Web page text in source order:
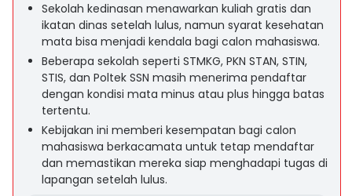
Sekolah kedinasan menawarkan kuliah gratis dan
ikatan dinas setelah lulus, namun syarat kesehatan
mata bisa menjadi kendala bagi calon mahasiswa.
Beberapa sekolah seperti STMKG, PKN STAN, STIN,
STIS, dan Poltek SSN masih menerima pendaftar
dengan kondisi mata minus atau plus hingga batas
tertentu.
Kebijakan ini memberi kesempatan bagi calon
mahasiswa berkacamata untuk tetap mendaftar
dan memastikan mereka siap menghadapi tugas di
lapangan setelah lulus.